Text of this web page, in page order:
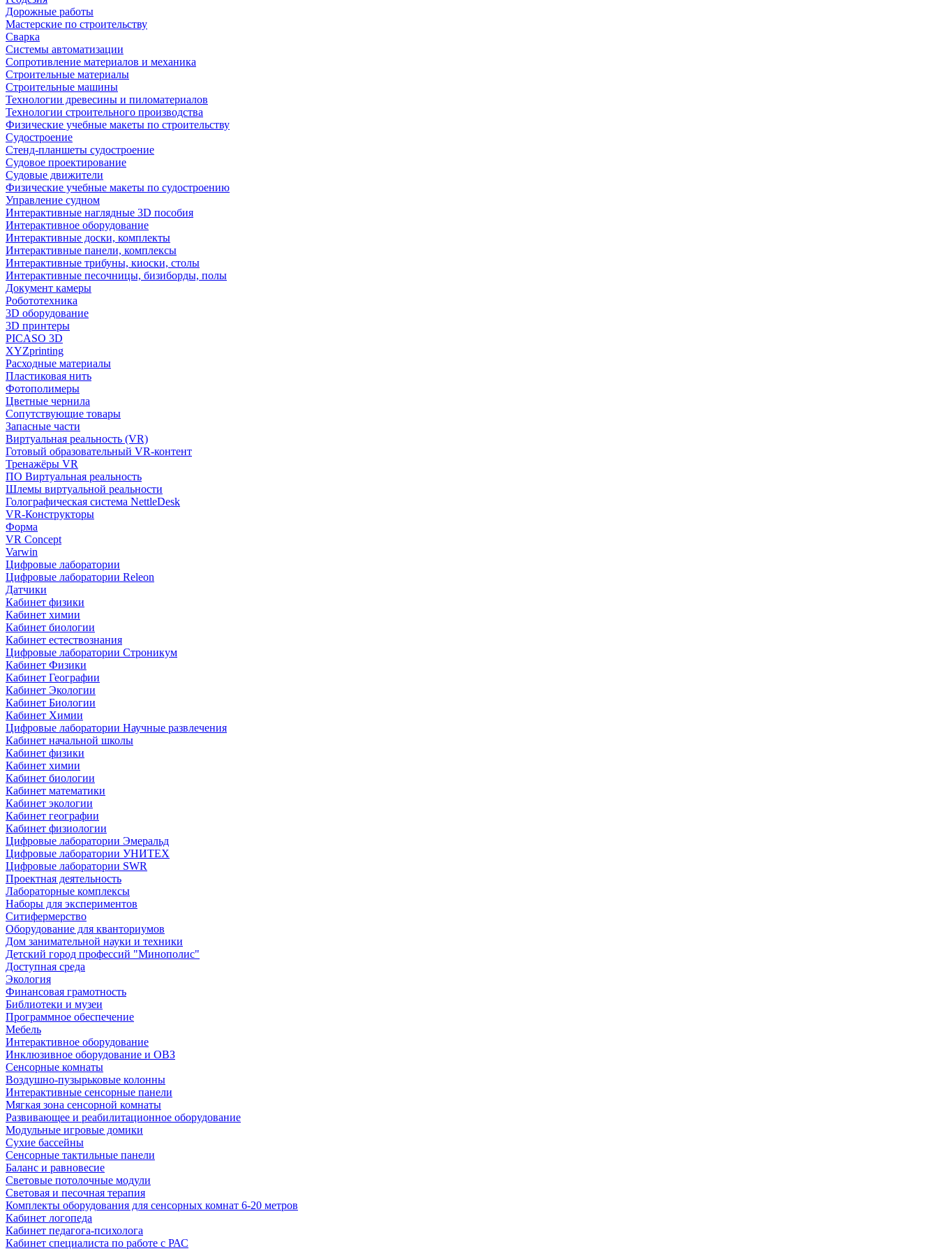
Дорожные работы
Мастерские по строительству
Сварка
Системы автоматизации
Сопротивление материалов и механика
Строительные материалы
Строительные машины
Технологии древесины и пиломатериалов
Технологии строительного производства
Физические учебные макеты по строительству
Судостроение
Стенд-планшеты судостроение
Судовое проектирование
Судовые движители
Физические учебные макеты по судостроению
Управление судном
Интерактивные наглядные 3D пособия
Интерактивное оборудование
Интерактивные доски, комплекты
Интерактивные панели, комплексы
Интерактивные трибуны, киоски, столы
Интерактивные песочницы, бизиборды, полы
Документ камеры
Робототехника
3D оборудование
3D принтеры
PICASO 3D
XYZprinting
Расходные материалы
Пластиковая нить
Фотополимеры
Цветные чернила
Сопутствующие товары
Запасные части
Виртуальная реальность (VR)
Готовый образовательный VR-контент
Тренажёры VR
ПО Виртуальная реальность
Шлемы виртуальной реальности
Голографическая система NettleDesk
VR-Конструкторы
Форма
VR Concept
Varwin
Цифровые лаборатории
Цифровые лаборатории Releon
Датчики
Кабинет физики
Кабинет химии
Кабинет биологии
Кабинет естествознания
Цифровые лаборатории Строникум
Кабинет Физики
Кабинет Географии
Кабинет Экологии
Кабинет Биологии
Кабинет Химии
Цифровые лаборатории Научные развлечения
Кабинет начальной школы
Кабинет физики
Кабинет химии
Кабинет биологии
Кабинет математики
Кабинет экологии
Кабинет географии
Кабинет физиологии
Цифровые лаборатории Эмеральд
Цифровые лаборатории УНИТЕХ
Цифровые лаборатории SWR
Проектная деятельность
Лабораторные комплексы
Наборы для экспериментов
Ситифермерство
Оборудование для кванториумов
Дом занимательной науки и техники
Детский город профессий "Минополис"
Доступная среда
Экология
Финансовая грамотность
Библиотеки и музеи
Программное обеспечение
Мебель
Интерактивное оборудование
Инклюзивное оборудование и ОВЗ
Cенсорные комнаты
Воздушно-пузырьковые колонны
Интерактивные сенсорные панели
Мягкая зона сенсорной комнаты
Развивающее и реабилитационное оборудование
Модульные игровые домики
Сухие бассейны
Сенсорные тактильные панели
Баланс и равновесие
Световые потолочные модули
Световая и песочная терапия
Комплекты оборудования для сенсорных комнат 6-20 метров
Кабинет логопеда
Кабинет педагога-психолога
Кабинет специалиста по работе с РАС